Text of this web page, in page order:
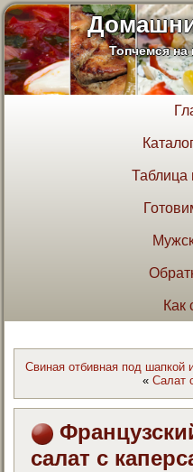
Топчемся на
Таблица
Как
Свиная отбивная под шапкой
« Салат
салат с